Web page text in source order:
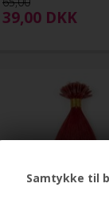
Samtykke til
65,00
39,00 DKK